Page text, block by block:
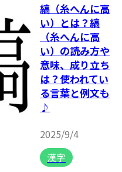
縞（糸へんに高
い）とは？縞
（糸へんに高
い）の読み方や
意味、成り立ち
は？使われてい
る言葉と例文も
♪
2025/9/4
漢字